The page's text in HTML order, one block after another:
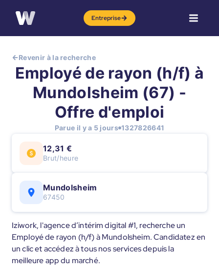
Entreprise
Revenir à la recherche
Employé de rayon (h/f) à
Mundolsheim (67) -
Offre d'emploi
Parue il y a 5 jours 1327826641
12,31 €
Brut/heure
Mundolsheim
67450
Iziwork, l'agence d’intérim digital #1, recherche un
Employé de rayon (h/f) à Mundolsheim. Candidatez en
un clic et accédez à tous nos services depuis la
meilleure app du marché.